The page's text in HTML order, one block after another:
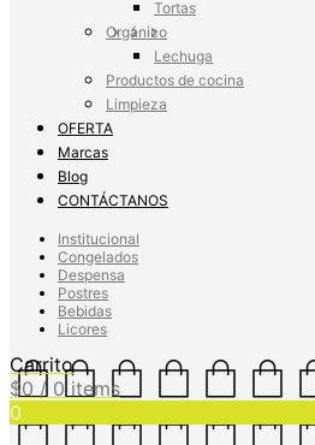
Tortas
Orgánico
Lechuga
Productos de cocina
Limpieza
OFERTA
Marcas
Blog
CONTÁCTANOS
Institucional
Congelados
Despensa
Postres
Bebidas
Licores
Carrito
$0 / 0 items
0